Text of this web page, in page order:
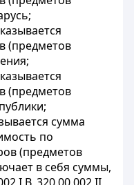
(предметов
(предметов
сумма
по
(предметов
в себя суммы,